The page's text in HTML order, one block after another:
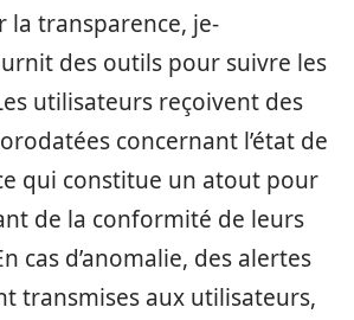
la transparence, je-
des outils pour suivre les
utilisateurs reçoivent des
concernant l’état de
qui constitue un atout pour
de la conformité de leurs
cas d’anomalie, des alertes
transmises aux utilisateurs,